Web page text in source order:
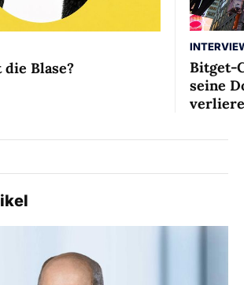
Blase?
Bitget-
seine